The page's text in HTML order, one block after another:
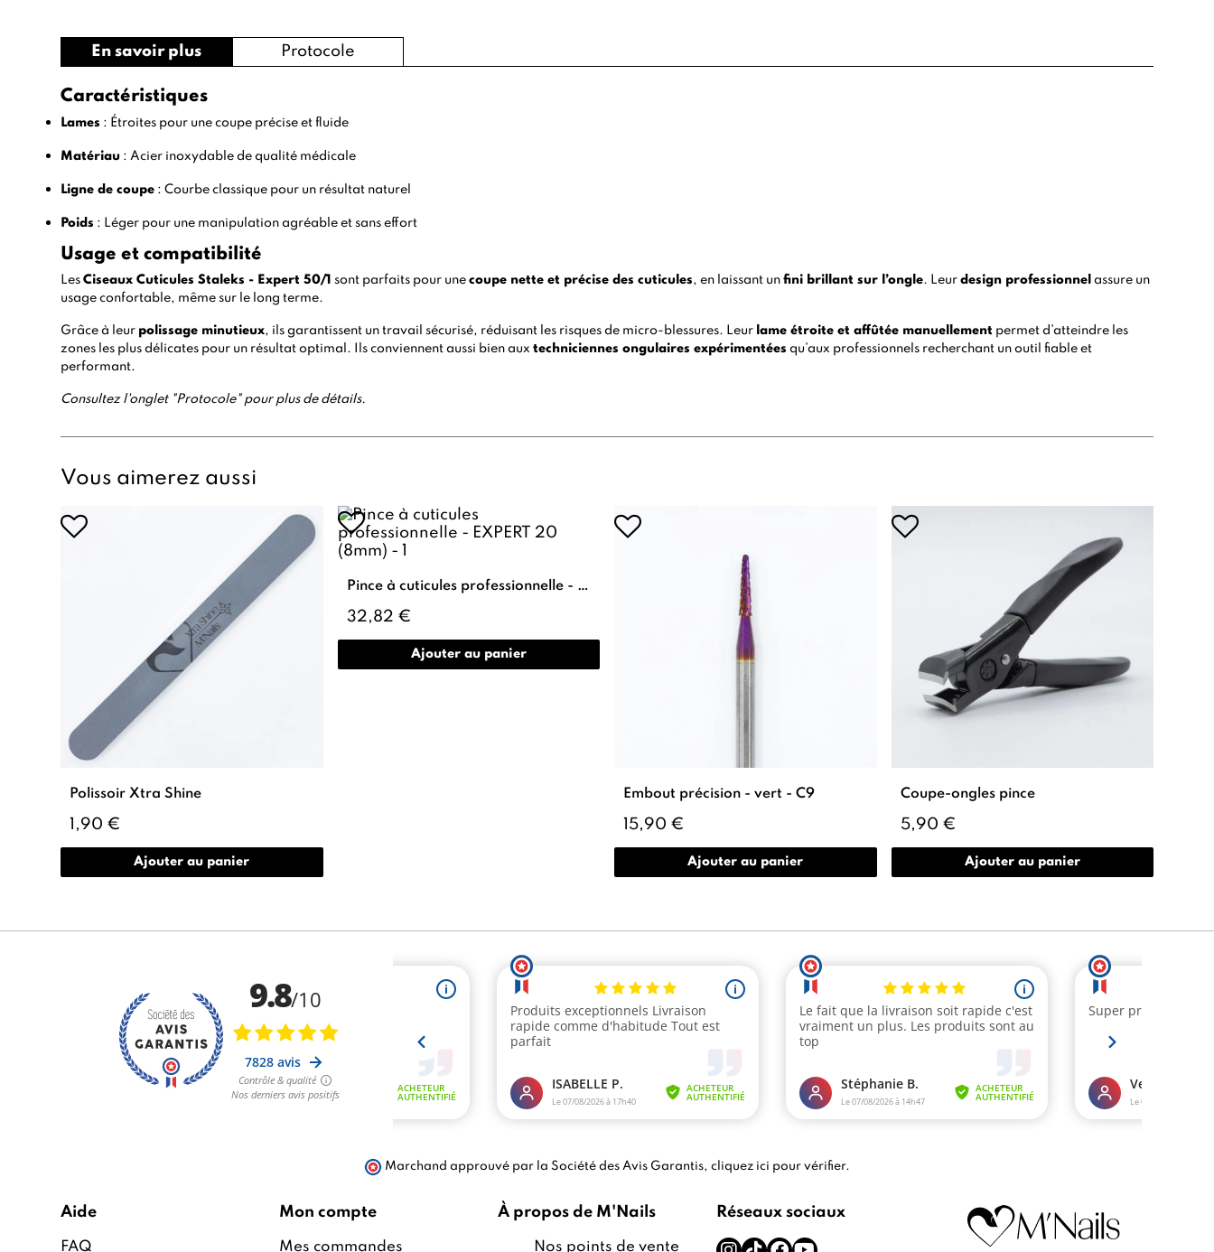
En savoir plus Protocole
Caractéristiques
Lames : Étroites pour une coupe précise et fluide
Matériau : Acier inoxydable de qualité médicale
Ligne de coupe : Courbe classique pour un résultat naturel
Poids : Léger pour une manipulation agréable et sans effort
Usage et compatibilité
LesCiseaux Cuticules Staleks - Expert 50/1 sont parfaits pour unecoupe nette et précise des cuticules, en laissant unfini brillant sur l’ongle. Leurdesign professionnel assure un
usage confortable, même sur le long terme.
Grâce à leur polissage minutieux, ils garantissent un travail sécurisé, réduisant les risques de micro-blessures. Leur lame étroite et affûtée manuellement permet d’atteindre les
zones les plus délicates pour un résultat optimal. Ils conviennent aussi bien auxtechniciennes ongulaires expérimentées qu’aux professionnels recherchant un outil fiable et
performant.
Consultez l'onglet "Protocole" pour plus de détails.
Vous aimerez aussi
Polissoir Xtra Shine
1,90 €
Ajouter au panier
Pince à cuticules professionnelle - EXPERT 20 (8mm)
32,82 €
Ajouter au panier
Embout précision - vert - C9
15,90 €
Ajouter au panier
Coupe-ongles pince
5,90 €
Ajouter au panier
Marchand approuvé par la Société des Avis Garantis, cliquez ici pour vérifier.
Aide
FAQ
Mon compte
Mes commandes
À propos de M'Nails
Nos points de vente
Réseaux sociaux